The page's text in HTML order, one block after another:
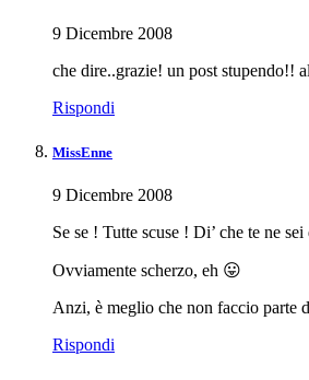
9 Dicembre 2008
che dire..grazie! un post stupendo!!
Rispondi
MissEnne
9 Dicembre 2008
Se se ! Tutte scuse ! Di’ che te ne
Ovviamente scherzo, eh 😛
Anzi, è meglio che non faccio parte
Rispondi